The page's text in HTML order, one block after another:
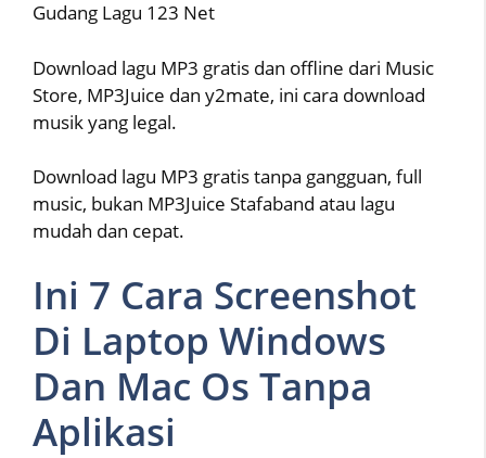
Gudang Lagu 123 Net
Download lagu MP3 gratis dan offline dari Music
Store, MP3Juice dan y2mate, ini cara download
musik yang legal.
Download lagu MP3 gratis tanpa gangguan, full
music, bukan MP3Juice Stafaband atau lagu
mudah dan cepat.
Ini 7 Cara Screenshot
Di Laptop Windows
Dan Mac Os Tanpa
Aplikasi